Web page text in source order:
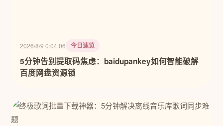
2026/8/9 0:04:06 今日速览
5分钟告别提取码焦虑：baidupankey如何智能破解
百度网盘资源锁